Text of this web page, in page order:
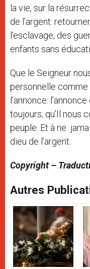
la vie, sur la
de l’argent:
l’esclavage, des
enfants sans
Que le Seigneur
personnelle
l’annonce:
toujours; qu’Il nous
peuple. Et à ne
dieu de l’argent.
Copyright –
Autres